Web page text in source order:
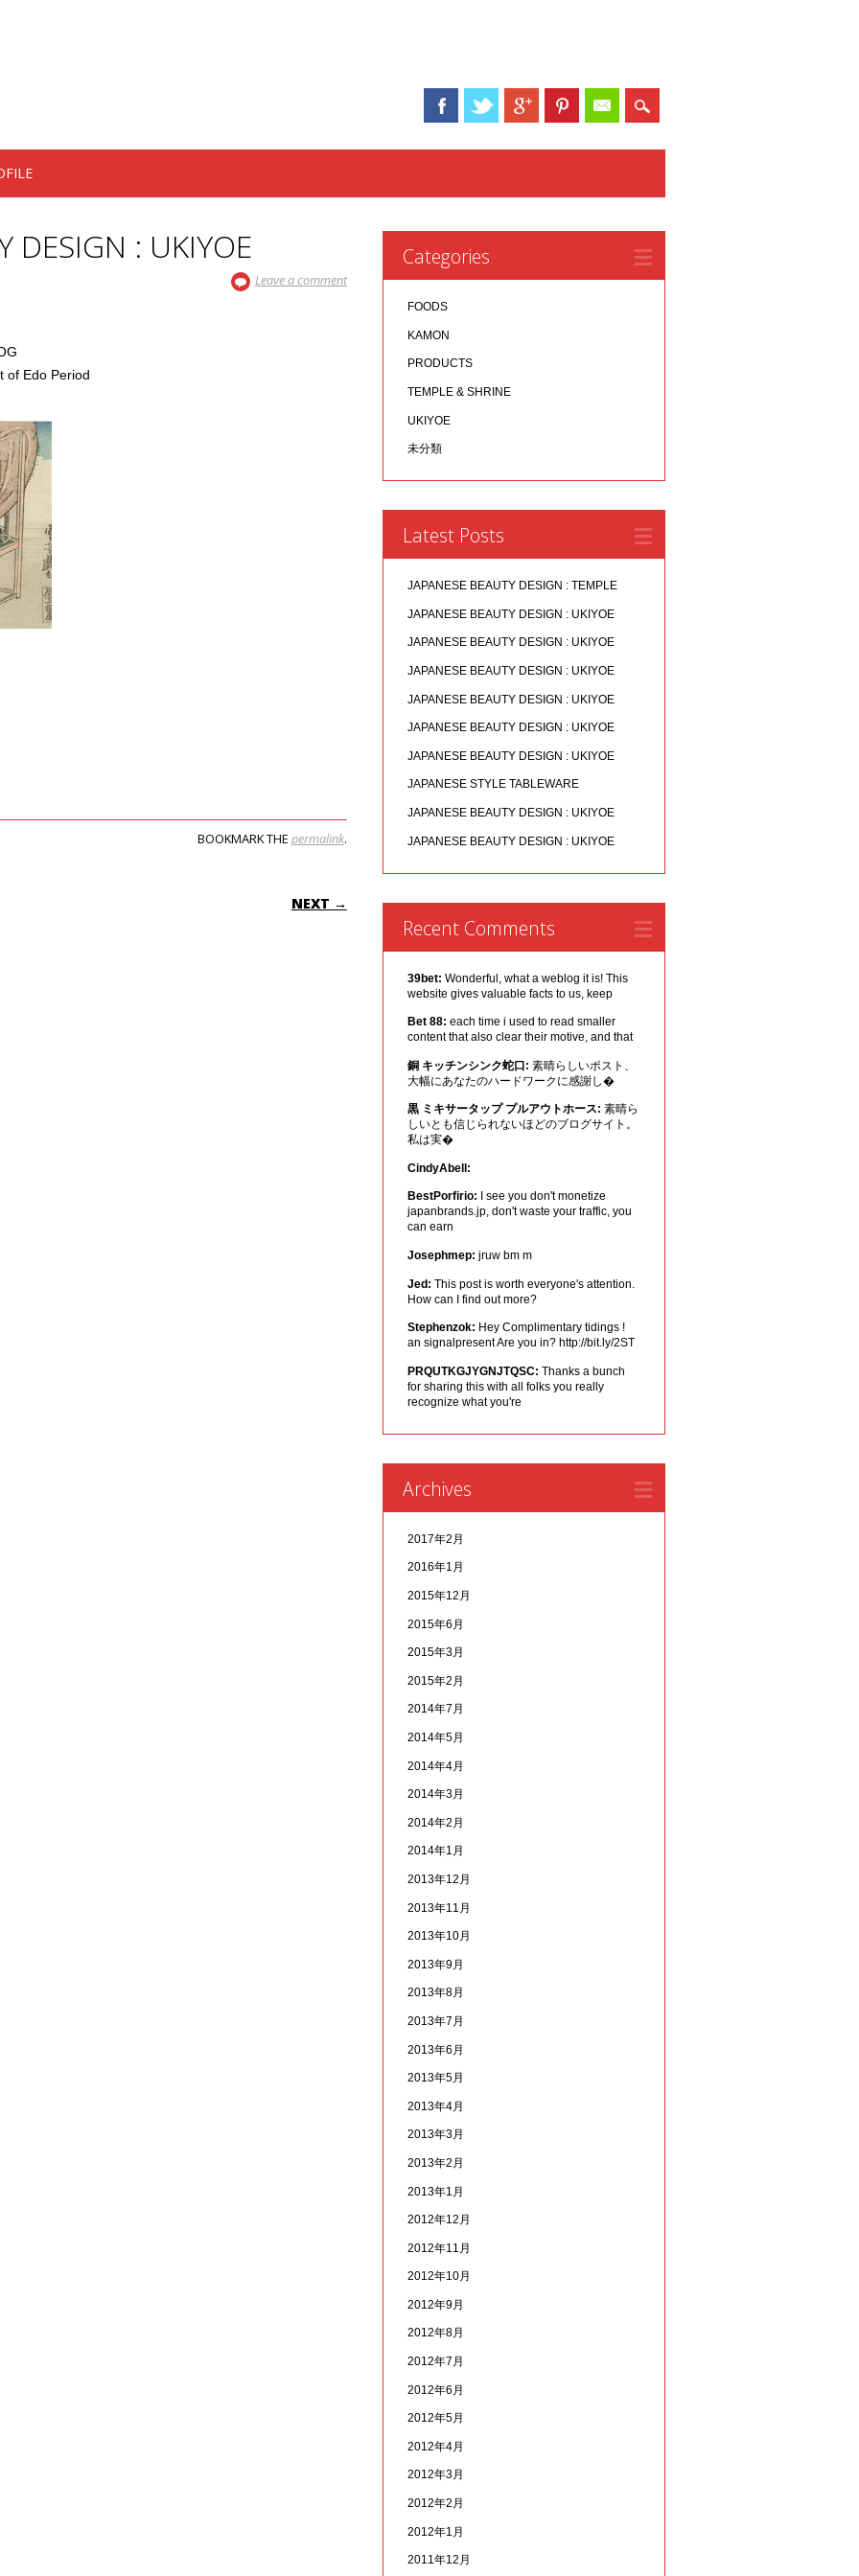
DESIGN : UKIYOE
Leave a comment
of Edo Period
BOOKMARK THE permalink.
NEXT →
Categories
FOODS
KAMON
PRODUCTS
TEMPLE & SHRINE
UKIYOE
未分類
Latest Posts
JAPANESE BEAUTY DESIGN : TEMPLE
JAPANESE BEAUTY DESIGN : UKIYOE
JAPANESE BEAUTY DESIGN : UKIYOE
JAPANESE BEAUTY DESIGN : UKIYOE
JAPANESE BEAUTY DESIGN : UKIYOE
JAPANESE BEAUTY DESIGN : UKIYOE
JAPANESE BEAUTY DESIGN : UKIYOE
JAPANESE STYLE TABLEWARE
JAPANESE BEAUTY DESIGN : UKIYOE
JAPANESE BEAUTY DESIGN : UKIYOE
Recent Comments
39bet: Wonderful, what a weblog it is! This
website gives valuable facts to us, keep
Bet 88: each time i used to read smaller
content that also clear their motive, and that
銅 キッチンシンク蛇口: 素晴らしいポスト、
大幅にあなたのハードワークに感謝し�
黒 ミキサータップ プルアウトホース: 素晴ら
しいとも信じられないほどのブログサイト。
私は実�
CindyAbell:
BestPorfirio: I see you don't monetize
japanbrands.jp, don't waste your traffic, you
can earn
Josephmep: jruw bm m
Jed: This post is worth everyone's attention.
How can I find out more?
Stephenzok: Hey Complimentary tidings !
an signalpresent Are you in? http://bit.ly/2ST
PRQUTKGJYGNJTQSC: Thanks a bunch
for sharing this with all folks you really
recognize what you're
Archives
2017年2月
2016年1月
2015年12月
2015年6月
2015年3月
2015年2月
2014年7月
2014年5月
2014年4月
2014年3月
2014年2月
2014年1月
2013年12月
2013年11月
2013年10月
2013年9月
2013年8月
2013年7月
2013年6月
2013年5月
2013年4月
2013年3月
2013年2月
2013年1月
2012年12月
2012年11月
2012年10月
2012年9月
2012年8月
2012年7月
2012年6月
2012年5月
2012年4月
2012年3月
2012年2月
2012年1月
2011年12月